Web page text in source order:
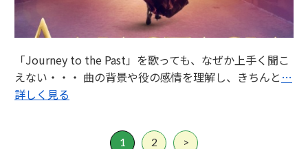
「Journey to the Past」を歌っても、なぜか上手く聞こ
えない・・・ 曲の背景や役の感情を理解し、きちんと …
詳しく見る
1 2 >